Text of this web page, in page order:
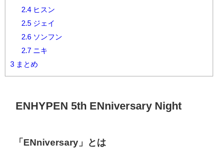
2.4ヒスン
2.5ジェイ
2.6ソンフン
2.7ニキ
3 まとめ
ENHYPEN 5th ENniversary Night
「 ENniversary 」とは